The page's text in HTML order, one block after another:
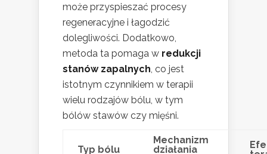
może przyspieszać procesy
regeneracyjne i łagodzić
dolegliwości. Dodatkowo,
metoda ta pomaga w redukcji
stanów zapalnych , co jest
istotnym czynnikiem w terapii
wielu rodzajów bólu, w tym
bólów stawów czy mięśni.
Typ bólu
Mechanizm
działania